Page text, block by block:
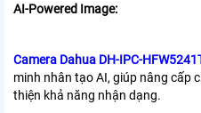
AI-Powered Image:
Camera Dahua DH-IPC-
minh nhân tạo AI, giúp nâng cấp
thiện khả năng nhận dạng.